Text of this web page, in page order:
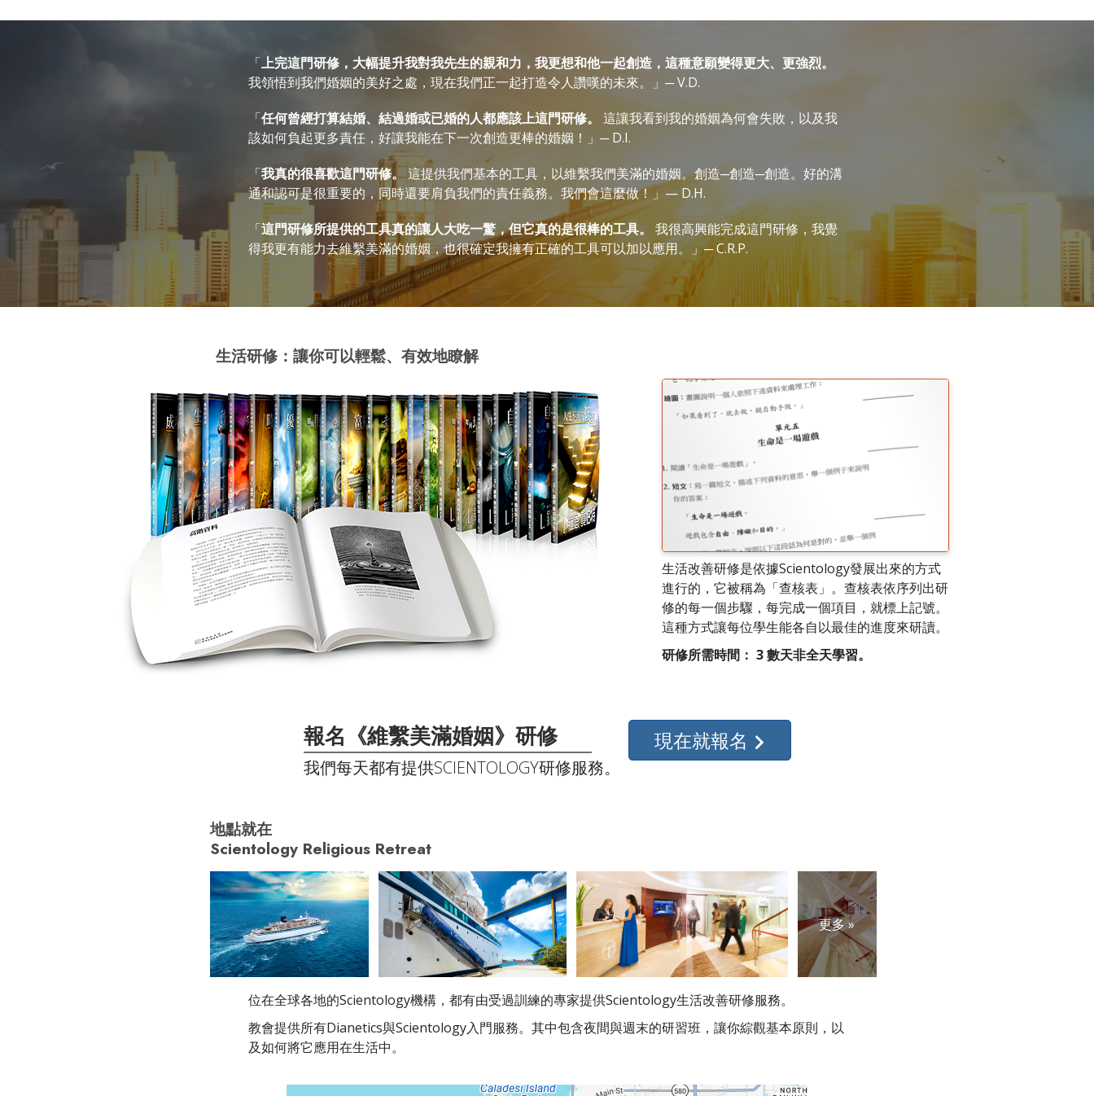
「上完這門研修，大幅提升我對我先生的親和力，我更想和他一起創造，這種意願變得更大、更強烈。
我領悟到我們婚姻的美好之處，現在我們正一起打造令人讚嘆的未來。」─ V.D.
「任何曾經打算結婚、結過婚或已婚的人都應該上這門研修。
這讓我看到我的婚姻為何會失敗，以及我
該如何負起更多責任，好讓我能在下一次創造更棒的婚姻！」─ D.I.
「我真的很喜歡這門研修。這提供我們基本的工具，以維繫我們美滿的婚姻。創造─創造─創造。好的溝
通和認可是很重要的，同時還要肩負我們的責任義務。我們會這麼做！」— D.H.
「這門研修所提供的工具真的讓人大吃一驚，但它真的是很棒的工具。
我很高興能完成這門研修，我覺
得我更有能力去維繫美滿的婚姻，也很確定我擁有正確的工具可以加以應用。」─ C.R.P.
生活研修：讓你可以輕鬆、有效地瞭解
生活改善研修是依據Scientology發展出來的方式
進行的，它被稱為「查核表」。查核表依序列出研
修的每一個步驟，每完成一個項目，就標上記號。
這種方式讓每位學生能各自以最佳的進度來研讀。
研修所需時間： 3 數天非全天學習。
報名《維繫美滿婚姻》研修
我們每天都有提供SCIENTOLOGY研修服務。
現在就報名
地點就在
Scientology Religious Retreat
更多 »
位在全球各地的Scientology機構，都有由受過訓練的專家提供Scientology生活改善研修服務。
教會提供所有Dianetics與Scientology入門服務。其中包含夜間與週末的研習班，讓你綜觀基本原則，以
及如何將它應用在生活中。